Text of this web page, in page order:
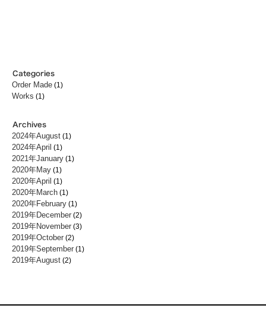
Order Made (1)
Works (1)
2024年August (1)
2024年April (1)
2021年January (1)
2020年May (1)
2020年April (1)
2020年March (1)
2020年February (1)
2019年December (2)
2019年November (3)
2019年October (2)
2019年September (1)
2019年August (2)